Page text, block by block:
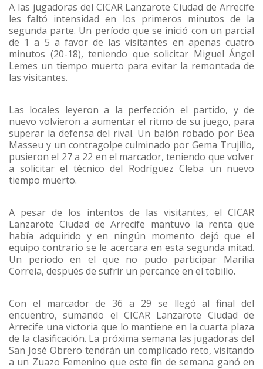
A las jugadoras del CICAR Lanzarote Ciudad de Arrecife
les faltó intensidad en los primeros minutos de la
segunda parte. Un período que se inició con un parcial
de 1 a 5 a favor de las visitantes en apenas cuatro
minutos (20-18), teniendo que solicitar Miguel Ángel
Lemes un tiempo muerto para evitar la remontada de
las visitantes.
Las locales leyeron a la perfección el partido, y de
nuevo volvieron a aumentar el ritmo de su juego, para
superar la defensa del rival. Un balón robado por Bea
Masseu y un contragolpe culminado por Gema Trujillo,
pusieron el 27 a 22 en el marcador, teniendo que volver
a solicitar el técnico del Rodríguez Cleba un nuevo
tiempo muerto.
A pesar de los intentos de las visitantes, el CICAR
Lanzarote Ciudad de Arrecife mantuvo la renta que
había adquirido y en ningún momento dejó que el
equipo contrario se le acercara en esta segunda mitad.
Un período en el que no pudo participar Marilia
Correia, después de sufrir un percance en el tobillo.
Con el marcador de 36 a 29 se llegó al final del
encuentro, sumando el CICAR Lanzarote Ciudad de
Arrecife una victoria que lo mantiene en la cuarta plaza
de la clasificación. La próxima semana las jugadoras del
San José Obrero tendrán un complicado reto, visitando
a un Zuazo Femenino que este fin de semana ganó en